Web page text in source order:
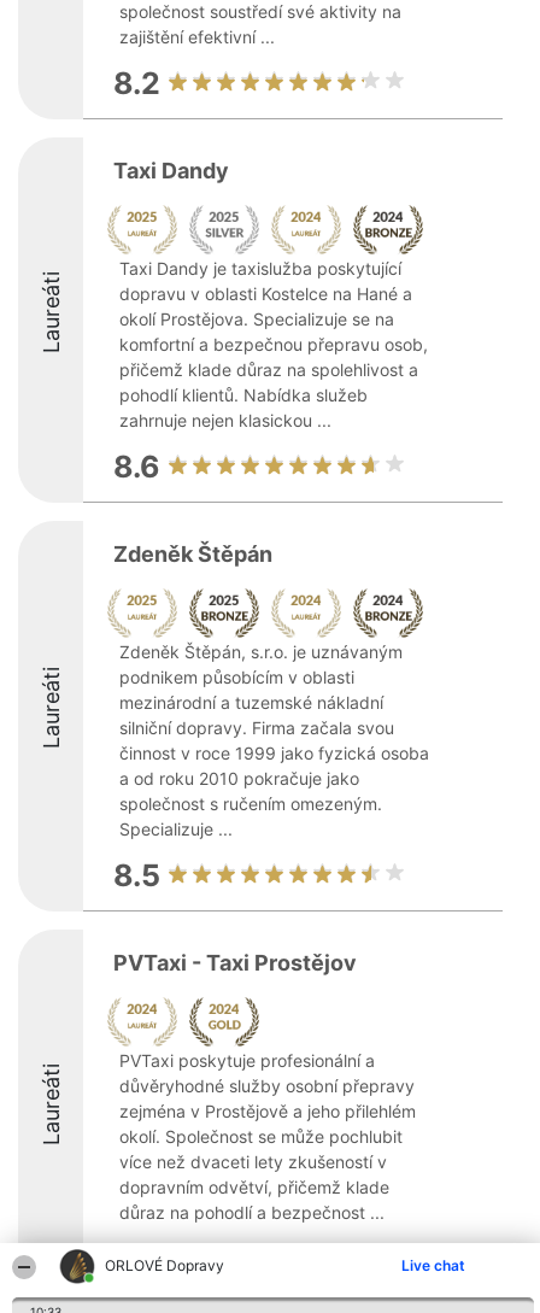
ORLOVÉ Dopravy Live chat
společnost soustředí své aktivity na
zajištění efektivní ...
8.2
Laureáti
Taxi Dandy
Taxi Dandy je taxislužba poskytující
dopravu v oblasti Kostelce na Hané a
okolí Prostějova. Specializuje se na
komfortní a bezpečnou přepravu osob,
přičemž klade důraz na spolehlivost a
pohodlí klientů. Nabídka služeb
zahrnuje nejen klasickou ...
8.6
Laureáti
Zdeněk Štěpán
Zdeněk Štěpán, s.r.o. je uznávaným
podnikem působícím v oblasti
mezinárodní a tuzemské nákladní
silniční dopravy. Firma začala svou
činnost v roce 1999 jako fyzická osoba
a od roku 2010 pokračuje jako
společnost s ručením omezeným.
Specializuje ...
8.5
Laureáti
PVTaxi - Taxi Prostějov
PVTaxi poskytuje profesionální a
důvěryhodné služby osobní přepravy
zejména v Prostějově a jeho přilehlém
okolí. Společnost se může pochlubit
více než dvaceti lety zkušeností v
dopravním odvětví, přičemž klade
důraz na pohodlí a bezpečnost ...